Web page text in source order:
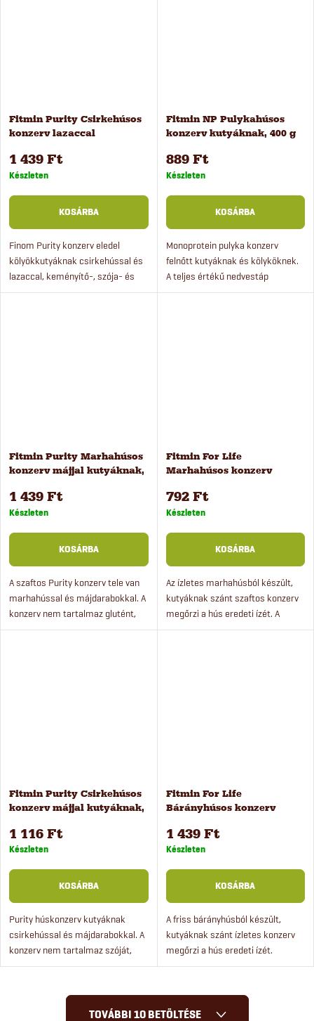
Fitmin Purity Csirkehúsos
konzerv lazaccal
1 439 Ft
Készleten
KOSÁRBA
Finom Purity konzerv eledel
kölyökkutyáknak csirkehússal és
lazaccal, keményítő-, szója- és
gluténmentesen. Kényeztesse
Fitmin NP Pulykahúsos
konzerv kutyáknak, 400 g
889 Ft
Készleten
KOSÁRBA
Monoprotein pulyka konzerv
felnőtt kutyáknak és kölyköknek.
A teljes értékű nedvestáp
pástétom formájában is alkalmas
Fitmin Purity Marhahúsos
konzerv májjal kutyáknak,
1 439 Ft
Készleten
KOSÁRBA
A szaftos Purity konzerv tele van
marhahússal és májdarabokkal. A
konzerv nem tartalmaz glutént,
szóját vagy keményítőt.
Fitmin For Life
Marhahúsos konzerv
792 Ft
Készleten
KOSÁRBA
Az ízletes marhahúsból készült,
kutyáknak szánt szaftos konzerv
megőrzi a hús eredeti ízét. A
monoproteines konzerv eledel
Fitmin Purity Csirkehúsos
konzerv májjal kutyáknak,
1 116 Ft
Készleten
KOSÁRBA
Purity húskonzerv kutyáknak
csirkehússal és májdarabokkal. A
konzerv nem tartalmaz szóját,
keményítőt vagy glutént.
jó minőségű, ízletes...
Fitmin For Life
Bárányhúsos konzerv
1 439 Ft
Készleten
KOSÁRBA
A friss bárányhúsból készült,
kutyáknak szánt ízletes konzerv
megőrzi a hús eredeti ízét.
TOVÁBBI 10 BETÖLTÉSE